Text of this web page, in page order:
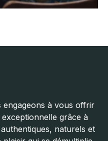
engageons à vous offrir
grâce à
naturels et